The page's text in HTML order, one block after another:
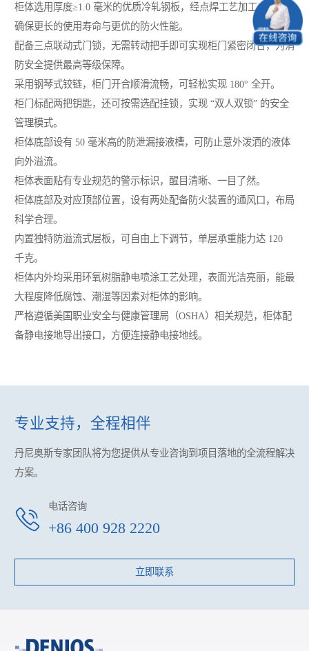
柜体选用厚度≥1.0 毫米的优质冷轧钢板，经点焊工艺加工成型，
确保更长的使用寿命与更优的防火性能。
配备三点联动式门锁，无需转动把手即可实现柜门紧密闭合，为消
防安全提供最高等级保障。
采用钢琴式铰链，柜门开合顺滑流畅，可轻松实现 180° 全开。
柜门标配两把钥匙，还可按需选配挂锁，实现 “双人双锁” 的安全
管理模式。
柜体底部设有 50 毫米高的防泄漏接液槽，可防止意外泼洒的液体
向外溢流。
柜体表面贴有专业规范的警示标识，醒目清晰、一目了然。
柜体底部及对应顶部位置，设有两处配备防火装置的通风口，布局
科学合理。
内置独特防溢流式层板，可自由上下调节，单层承重能力达 120
千克。
柜体内外均采用环氧树脂静电喷涂工艺处理，表面光洁亮丽，能最
大程度降低腐蚀、潮湿等因素对柜体的影响。
严格遵循美国职业安全与健康管理局（OSHA）相关规范，柜体配
备静电接地导出接口，方便连接静电接地线。
专业支持，全程相伴
丹尼奥斯专家团队将为您提供从专业咨询到项目落地的全流程解决
方案。
电话咨询
+86 400 928 2220
立即联系